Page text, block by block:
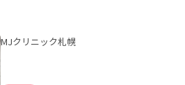
MJクリニック札幌